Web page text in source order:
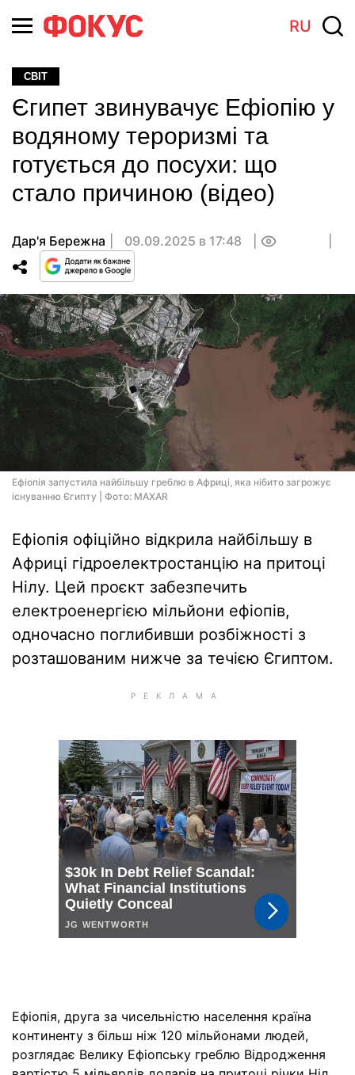
RU
СВІТ
Єгипет звинувачує Ефіопію у
водяному тероризмі та
готується до посухи: що
стало причиною (відео)
Дар'я Бережна 09.09.2025 в 17:48
Ефіопія запустила найбільшу греблю в Африці, яка нібито загрожує
існуванню Єгипту | Фото: MAXAR
Ефіопія офіційно відкрила найбільшу в
Африці гідроелектростанцію на притоці
Нілу. Цей проєкт забезпечить
електроенергією мільйони ефіопів,
одночасно поглибивши розбіжності з
розташованим нижче за течією Єгиптом.
Ефіопія, друга за чисельністю населення країна
континенту з більш ніж 120 мільйонами людей,
розглядає Велику Ефіопську греблю Відродження